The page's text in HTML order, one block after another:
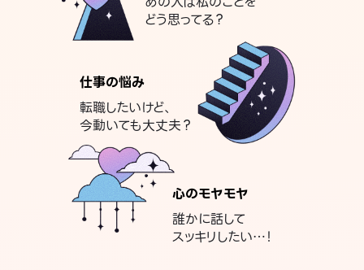
どう思ってる？
仕事の悩み
転職したいけど、
今動いても大丈夫？
心のモヤモヤ
誰かに話して
スッキリしたい…！